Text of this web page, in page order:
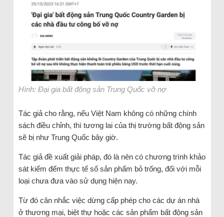
Hình: Đại gia bất động sản Trung Quốc vỡ nợ
Tác giả cho rằng, nếu Việt Nam không có những chính
sách điều chỉnh, thì tương lai của thị trường bất động sản
sẽ bị như Trung Quốc bây giờ.
Tác giả đề xuất giải pháp, đó là nên có chương trình khảo
sát kiểm đếm thực tế số sản phẩm bỏ trống, đối với mỗi
loại chưa đưa vào sử dụng hiện nay.
Từ đó cân nhắc việc dừng cấp phép cho các dự án nhà
ở thương mại, biệt thự hoặc các sản phẩm bất động sản